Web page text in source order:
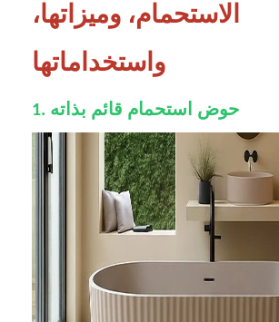
الاستحمام، وميزاتها،
واستخداماتها
1. حوض استحمام قائم بذاته